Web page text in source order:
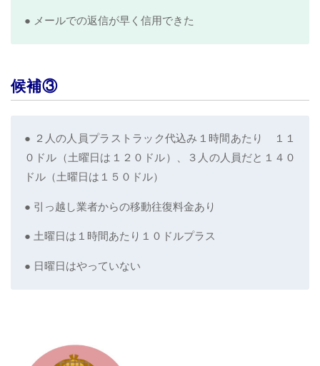
● メールでの返信が早く信用できた
候補③
● ２人の人員プラストラック代込み１時間あたり １１
０ドル（土曜日は１２０ドル）、３人の人員だと１４０
ドル（土曜日は１５０ドル）
● 引っ越し業者からの移動往復料金あり
● 土曜日は１時間あたり１０ドルプラス
● 日曜日はやっていない